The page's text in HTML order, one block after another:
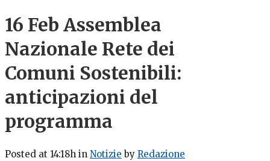
16 Feb Assemblea
Nazionale Rete dei
Comuni Sostenibili:
anticipazioni del
programma
Posted at 14:18h in Notizie by Redazione